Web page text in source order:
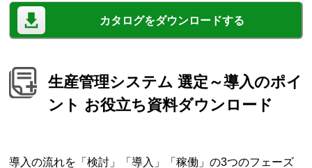
カタログをダウンロードする
生産管理システム 選定～導入のポイ
ント お役立ち資料ダウンロード
導入の流れを「検討」「導入」「稼働」の3つのフェーズ